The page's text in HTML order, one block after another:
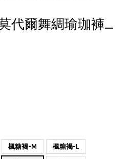
代爾舞綢瑜珈褲_
楓糖褐-M 楓糖褐-L